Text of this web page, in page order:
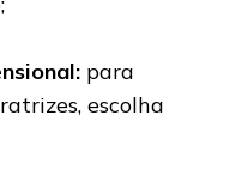
para
escolha